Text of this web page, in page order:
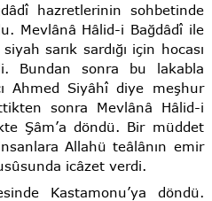
hazretlerinin sohbetinde
Mevlânâ Hâlid-i Bağdâdî ile
sarık sardığı için hocası
Bundan sonra bu lakabla
Ahmed Siyâhî diye meşhur
sonra Mevlânâ Hâlid-i
Şâm’a döndü. Bir müddet
Allahü teâlânın emir
icâzet verdi.
Kastamonu’ya döndü.